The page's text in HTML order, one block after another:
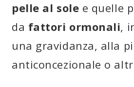
pelle al sole e quelle
da fattori ormonali,
una gravidanza, alla
anticoncezionale o